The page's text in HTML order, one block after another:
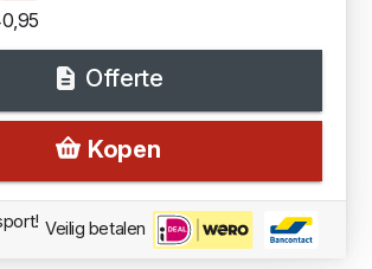
Offerte
Kopen
Veilig betalen